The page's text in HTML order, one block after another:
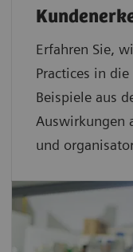
Erfahren Sie,
Practices in
Beispiele aus
Auswirkungen
und